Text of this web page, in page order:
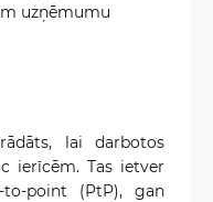
uzņēmumu
lai darbotos
ierīcēm. Tas ietver
point (PtP), gan